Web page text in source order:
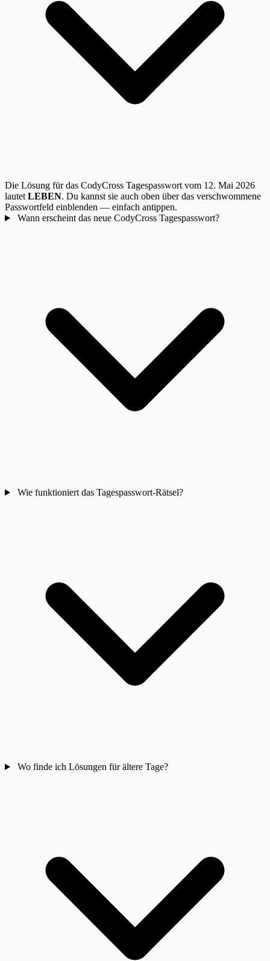
Die Lösung für das CodyCross Tagespasswort vom 12. Mai 2026
lautet LEBEN. Du kannst sie auch oben über das verschwommene
Passwortfeld einblenden — einfach antippen.
Wann erscheint das neue CodyCross Tagespasswort?
Wie funktioniert das Tagespasswort-Rätsel?
Wo finde ich Lösungen für ältere Tage?